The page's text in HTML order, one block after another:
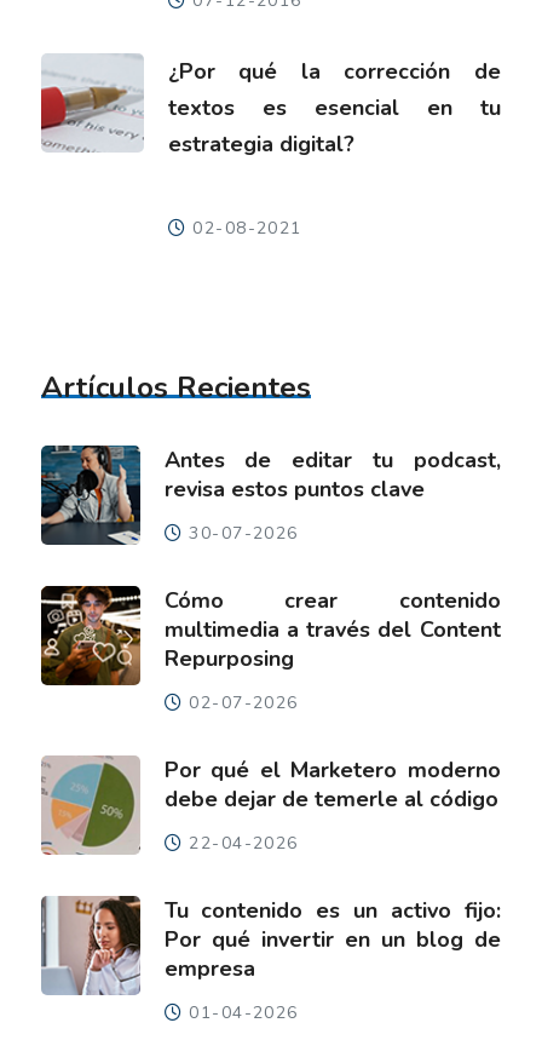
¿Por qué la corrección de
textos es esencial en tu
estrategia digital?
02-08-2021
Artículos Recientes
Antes de editar tu podcast,
revisa estos puntos clave
30-07-2026
Cómo crear contenido
multimedia a través del Content
Repurposing
02-07-2026
Por qué el Marketero moderno
debe dejar de temerle al código
22-04-2026
Tu contenido es un activo fijo:
Por qué invertir en un blog de
empresa
01-04-2026